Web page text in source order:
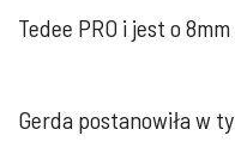
Tedee PRO i jest o
Gerda postanowiła w